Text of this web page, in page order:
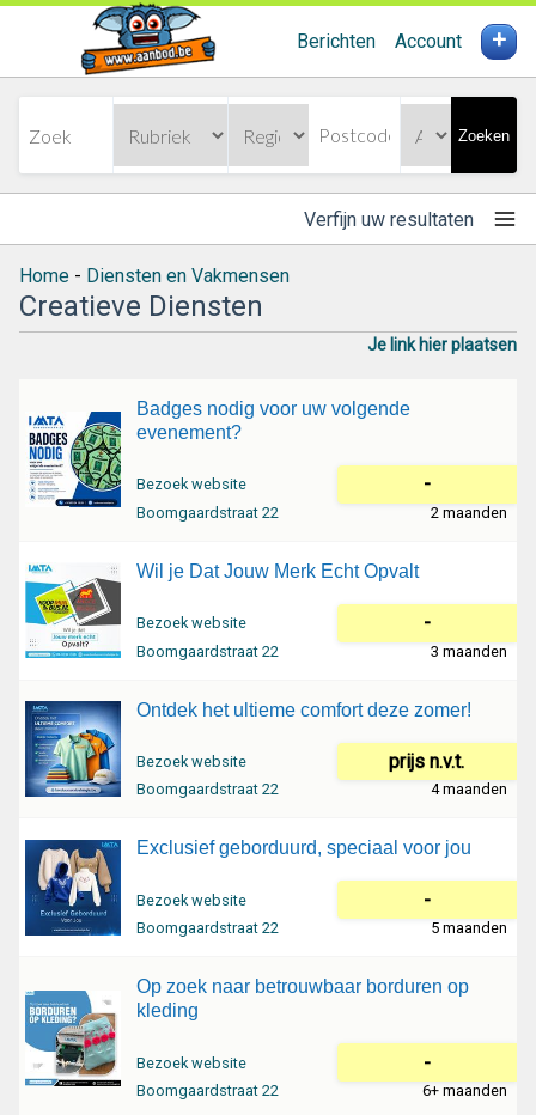
Berichten Account +
Zoeken
Verfijn uw resultaten
Home - Diensten en Vakmensen
Creatieve Diensten
Je link hier plaatsen
Badges nodig voor uw volgende
evenement?
Bezoek website -
Boomgaardstraat 22 2 maanden
Wil je Dat Jouw Merk Echt Opvalt
Bezoek website -
Boomgaardstraat 22 3 maanden
Ontdek het ultieme comfort deze zomer!
Bezoek website prijs n.v.t.
Boomgaardstraat 22 4 maanden
Exclusief geborduurd, speciaal voor jou
Bezoek website -
Boomgaardstraat 22 5 maanden
Op zoek naar betrouwbaar borduren op
kleding
Bezoek website -
Boomgaardstraat 22 6+ maanden